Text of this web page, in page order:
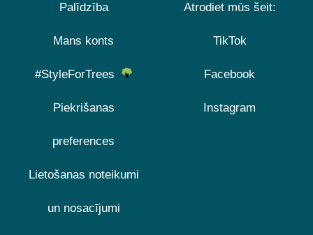
Palīdzība
Mans konts
#StyleForTrees
Piekrišanas
preferences
Lietošanas noteikumi
un nosacījumi
Atrodiet mūs šeit:
TikTok
Facebook
Instagram